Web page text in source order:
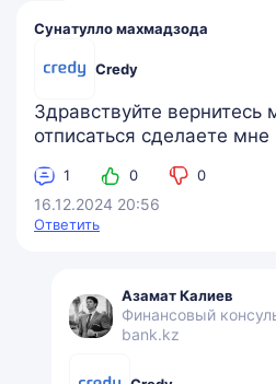
Сунатулло махмадзода
Credy
Здравствуйте вернитесь
отписаться сделаете мне
1 0 0
16.12.2024 20:56
Ответить
Азамат Калиев
Финансовый
bank.kz